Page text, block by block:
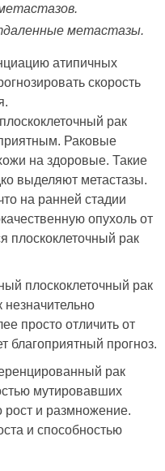
метастазы.
атипичных
скорость
рак
Раковые
на здоровые. Такие
выделяют метастазы.
на ранней стадии
опухоль от
плоскоклеточный рак
плоскоклеточный рак
незначительно
просто отличить от
благоприятный прогноз.
рак
мутировавших
рост и размножение.
и способностью